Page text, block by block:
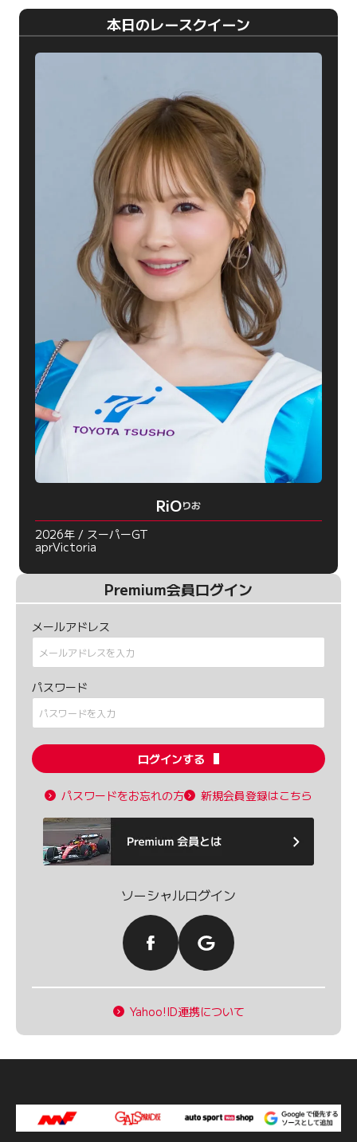
本日のレースクイーン
RiOりお
2026年 / スーパーGT
aprVictoria
Premium会員ログイン
メールアドレス
パスワード
ログインする
パスワードをお忘れの方 新規会員登録はこちら
ソーシャルログイン
Yahoo!ID連携について